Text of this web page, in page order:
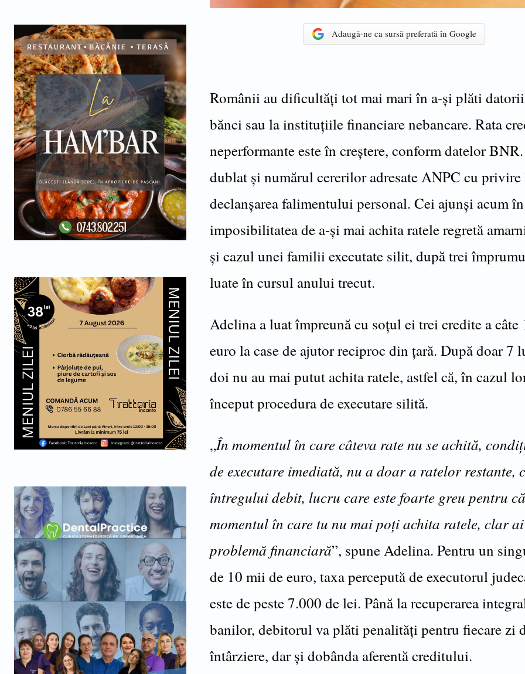
Adaugă-ne ca sursă preferată în Google
Românii au dificultăți tot mai mari în a-și plăti
bănci sau la instituțiile financiare nebancare. Rata
neperformante este în creștere, conform datelor
dublat și numărul cererilor adresate ANPC cu privire
declanșarea falimentului personal. Cei ajunși acum în
imposibilitatea de a-și mai achita ratele regretă
și cazul unei familii executate silit, după trei
luate în cursul anului trecut.
Adelina a luat împreună cu soțul ei trei credite a câte
euro la case de ajutor reciproc din țară. După doar 7
doi nu au mai putut achita ratele, astfel că, în cazul
început procedura de executare silită.
„În momentul în care câteva rate nu se achită,
de executare imediată, nu a doar a ratelor restante,
întregului debit, lucru care este foarte greu pentru
momentul în care tu nu mai poți achita ratele, clar
problemă financiară”, spune Adelina. Pentru un
de 10 mii de euro, taxa percepută de executorul
este de peste 7.000 de lei. Până la recuperarea
banilor, debitorul va plăti penalități pentru fiecare zi
întârziere, dar și dobânda aferentă creditului.